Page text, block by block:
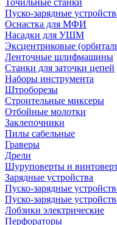
Точильные станки
Пуско-зарядные
Оснастка для МФИ
Насадки для УШМ
Эксцентриковые
Ленточные шлифмашины
Станки для заточки цепей
Наборы инструмента
Штроборезы
Строительные миксеры
Отбойные молотки
Заклепочники
Пилы сабельные
Граверы
Дрели
Шуруповерты и
Зарядные устройства
Пуско-зарядные
Пуско-зарядные
Лобзики электрические
Перфораторы